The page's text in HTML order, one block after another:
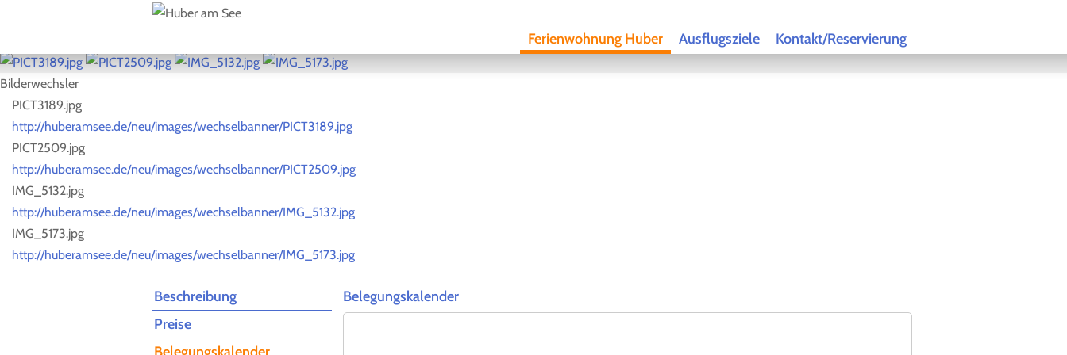
Ferienwohnung Huber Ausflugsziele Kontakt/Reservierung
Bilderwechsler
PICT3189.jpg
http://huberamsee.de/neu/images/wechselbanner/PICT3189.jpg
PICT2509.jpg
http://huberamsee.de/neu/images/wechselbanner/PICT2509.jpg
IMG_5132.jpg
http://huberamsee.de/neu/images/wechselbanner/IMG_5132.jpg
IMG_5173.jpg
http://huberamsee.de/neu/images/wechselbanner/IMG_5173.jpg
Beschreibung
Preise
Belegungskalender